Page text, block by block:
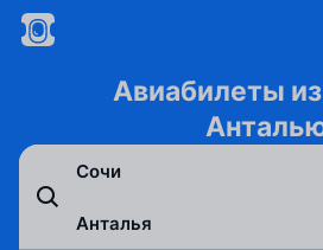
Авиабилеты